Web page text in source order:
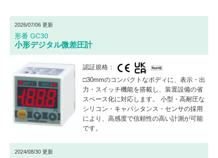
2026/07/06 更新
形番 GC30
小形デジタル微差圧計
認証規格：
□30mmのコンパクトなボディに、表示・出
力・スイッチ機能を搭載し、装置設備の省
スペース化に対応します。 小型・高耐圧な
シリコン・キャパシタンス・センサの採用
により、高感度で信頼性の高い計測が可能
です。
2024/08/30 更新